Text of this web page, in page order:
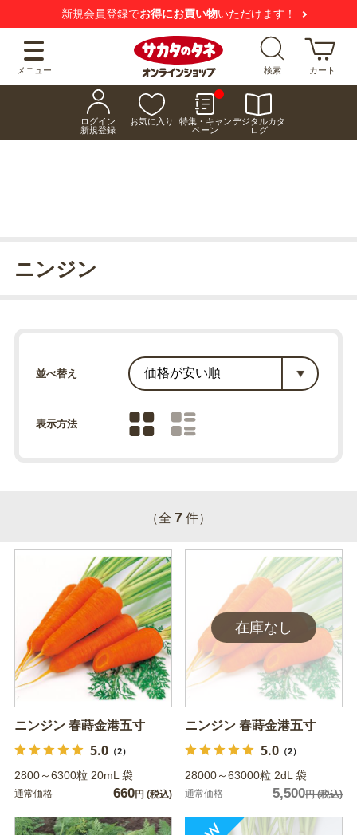
新規会員登録でお得にお買い物いただけます！
メニュー 検索 カート
ログイン
新規登録
お気に入り
特集・キャン
ペーン
デジタルカタ
ログ
ニンジン
並べ替え
表示方法
（全 7 件）
ニンジン 春蒔金港五寸
5.0（2）
2800～6300粒 20mL 袋
通常価格 660円 (税込)
ニンジン 春蒔金港五寸
5.0（2）
28000～63000粒 2dL 袋
通常価格 5,500円(税込)